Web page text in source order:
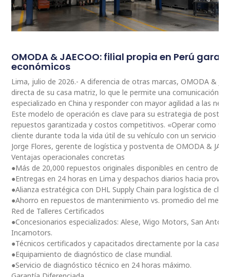
OMODA & JAECOO: filial propia en Perú
económicos
Lima, julio de 2026.- A diferencia de otras marcas, OMODA &
directa de su casa matriz, lo que le permite una comunicación
especializado en China y responder con mayor agilidad a las
Este modelo de operación es clave para su estrategia de
repuestos garantizada y costos competitivos. «Operar como
cliente durante toda la vida útil de su vehículo con un servicio
Jorge Flores, gerente de logística y postventa de OMODA &
Ventajas operacionales concretas
●Más de 20,000 repuestos originales disponibles en centro de
●Entregas en 24 horas en Lima y despachos diarios hacia
●Alianza estratégica con DHL Supply Chain para logística de
●Ahorro en repuestos de mantenimiento vs. promedio del
Red de Talleres Certificados
●Concesionarios especializados: Alese, Wigo Motors, San
Incamotors.
●Técnicos certificados y capacitados directamente por la casa
●Equipamiento de diagnóstico de clase mundial.
●Servicio de diagnóstico técnico en 24 horas máximo.